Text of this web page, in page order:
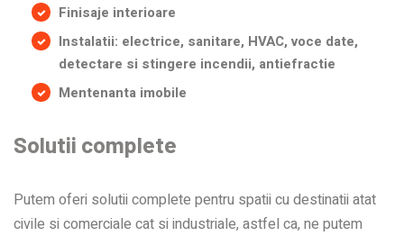
Finisaje interioare
Instalatii: electrice, sanitare, HVAC, voce date,
detectare si stingere incendii, antiefractie
Mentenanta imobile
Solutii complete
Putem oferi solutii complete pentru spatii cu destinatii atat
civile si comerciale cat si industriale, astfel ca, ne putem